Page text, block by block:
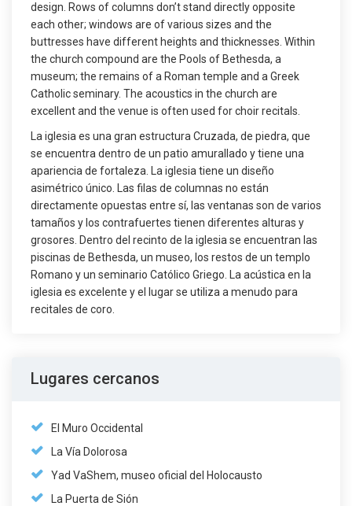
design. Rows of columns don’t stand directly opposite
each other; windows are of various sizes and the
buttresses have different heights and thicknesses. Within
the church compound are the Pools of Bethesda, a
museum; the remains of a Roman temple and a Greek
Catholic seminary. The acoustics in the church are
excellent and the venue is often used for choir recitals.
La iglesia es una gran estructura Cruzada, de piedra, que
se encuentra dentro de un patio amurallado y tiene una
apariencia de fortaleza. La iglesia tiene un diseño
asimétrico único. Las filas de columnas no están
directamente opuestas entre sí, las ventanas son de varios
tamaños y los contrafuertes tienen diferentes alturas y
grosores. Dentro del recinto de la iglesia se encuentran las
piscinas de Bethesda, un museo, los restos de un templo
Romano y un seminario Católico Griego. La acústica en la
iglesia es excelente y el lugar se utiliza a menudo para
recitales de coro.
Lugares cercanos
El Muro Occidental
La Vía Dolorosa
Yad VaShem, museo oficial del Holocausto
La Puerta de Sión